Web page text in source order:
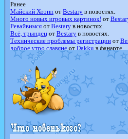
Ранее
Майский Хоэннот Bestaryв новостях.
Много новых игровых картинок! от
Ревайвимсяот Bestaryв новостях.
Всё, трындецот Bestaryв новостях.
Технические проблемы регистрацииот
доброе утро славянеот Dakku в фанарте.
Йолда и Мимикью отMavisNyanCatв
Недовольный котомангуст
в
The Dark Wishmaker
отRandomon
шадоу спиритомб
отilovearceus
в фанарте.
траббишотilovearceusв фанарте.
Raging Boltот GraceDaFox
в фанарте.
Shadow mismagiusотJOK_julia
в фанарте.
художник отvicavicaв фанарте.